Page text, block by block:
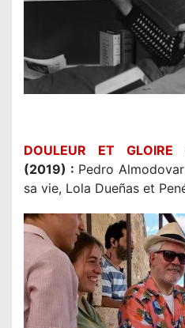
DOULEUR ET GLOIRE
(2019) : Pedro
sa vie, Lola Dueñas et